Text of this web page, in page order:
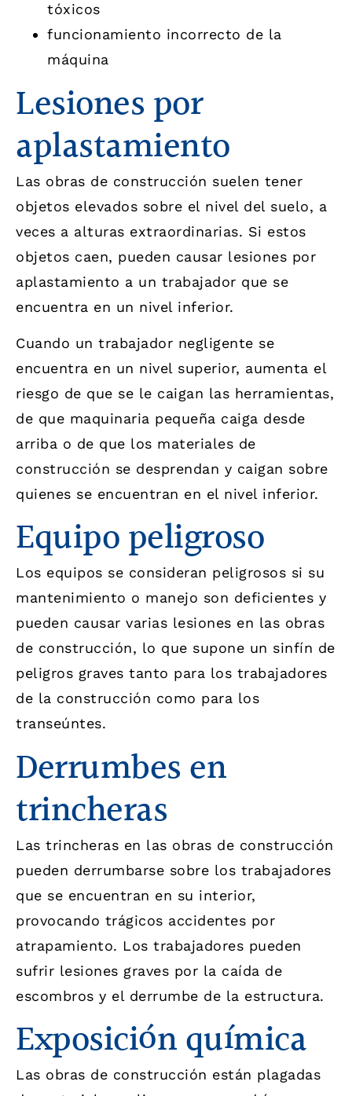
tóxicos
funcionamiento incorrecto de la
máquina
Lesiones por
aplastamiento
Las obras de construcción suelen tener
objetos elevados sobre el nivel del suelo, a
veces a alturas extraordinarias. Si estos
objetos caen, pueden causar lesiones por
aplastamiento a un trabajador que se
encuentra en un nivel inferior.
Cuando un trabajador negligente se
encuentra en un nivel superior, aumenta el
riesgo de que se le caigan las herramientas,
de que maquinaria pequeña caiga desde
arriba o de que los materiales de
construcción se desprendan y caigan sobre
quienes se encuentran en el nivel inferior.
Equipo peligroso
Los equipos se consideran peligrosos si su
mantenimiento o manejo son deficientes y
pueden causar varias lesiones en las obras
de construcción, lo que supone un sinfín de
peligros graves tanto para los trabajadores
de la construcción como para los
transeúntes.
Derrumbes en
trincheras
Las trincheras en las obras de construcción
pueden derrumbarse sobre los trabajadores
que se encuentran en su interior,
provocando trágicos accidentes por
atrapamiento. Los trabajadores pueden
sufrir lesiones graves por la caída de
escombros y el derrumbe de la estructura.
Exposición química
Las obras de construcción están plagadas